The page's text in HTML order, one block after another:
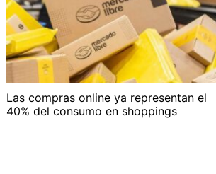
Las compras online ya representan el
40% del consumo en shoppings